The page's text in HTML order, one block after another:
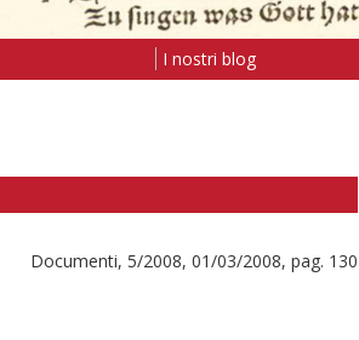
I nostri blog
Documenti, 5/2008, 01/03/2008, pag. 130